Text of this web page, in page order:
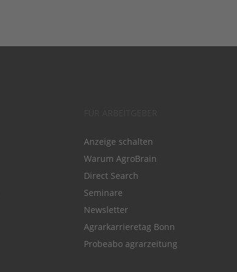
Anzeige schalten
Warum AgroBrain
Direct Search
Seminare
Newsletter
Agrarkarrieretag Bonn
Probeabo agrarzeitung